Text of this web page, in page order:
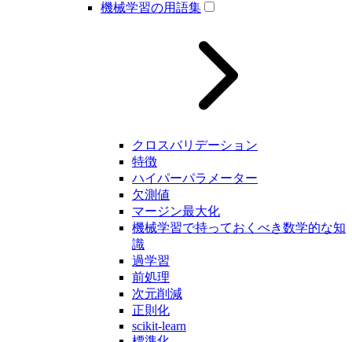
機械学習の用語集
クロスバリデーション
特徴
ハイパーパラメーター
欠測値
マージン最大化
機械学習で持っておくべき数学的な知
識
過学習
前処理
次元削減
正則化
scikit-learn